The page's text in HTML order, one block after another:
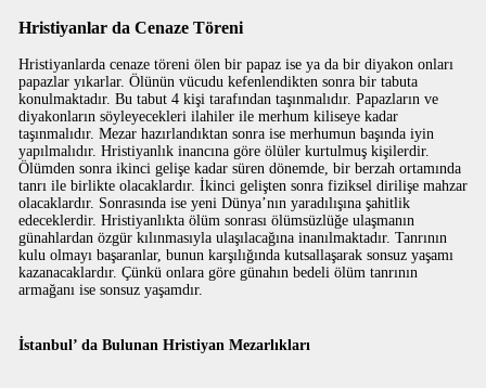
Hristiyanlar da Cenaze Töreni
Hristiyanlarda cenaze töreni ölen bir papaz ise ya da bir diyakon onları
papazlar yıkarlar. Ölünün vücudu kefenlendikten sonra bir tabuta
konulmaktadır. Bu tabut 4 kişi tarafından taşınmalıdır. Papazların ve
diyakonların söyleyecekleri ilahiler ile merhum kiliseye kadar
taşınmalıdır. Mezar hazırlandıktan sonra ise merhumun başında iyin
yapılmalıdır. Hristiyanlık inancına göre ölüler kurtulmuş kişilerdir.
Ölümden sonra ikinci gelişe kadar süren dönemde, bir berzah ortamında
tanrı ile birlikte olacaklardır. İkinci gelişten sonra fiziksel dirilişe mahzar
olacaklardır. Sonrasında ise yeni Dünya’nın yaradılışına şahitlik
edeceklerdir. Hristiyanlıkta ölüm sonrası ölümsüzlüğe ulaşmanın
günahlardan özgür kılınmasıyla ulaşılacağına inanılmaktadır. Tanrının
kulu olmayı başaranlar, bunun karşılığında kutsallaşarak sonsuz yaşamı
kazanacaklardır. Çünkü onlara göre günahın bedeli ölüm tanrının
armağanı ise sonsuz yaşamdır.
İstanbul’ da Bulunan Hristiyan Mezarlıkları